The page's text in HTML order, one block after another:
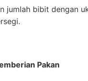
jumlah bibit dengan
Pakan